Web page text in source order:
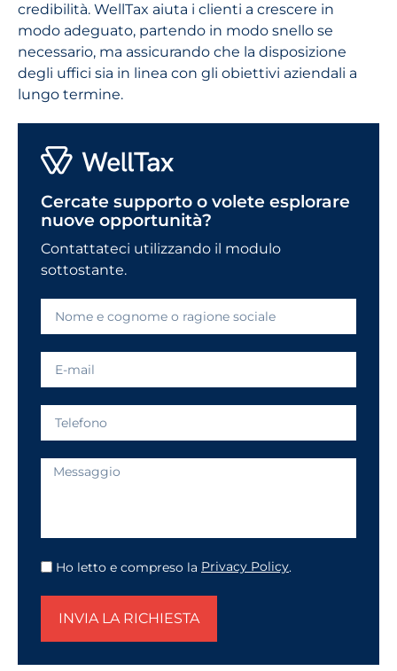
credibilità. WellTax aiuta i clienti a crescere in
modo adeguato, partendo in modo snello se
necessario, ma assicurando che la disposizione
degli uffici sia in linea con gli obiettivi aziendali a
lungo termine.
Cercate supporto o volete esplorare
nuove opportunità?
Contattateci utilizzando il modulo
sottostante.
Ho letto e compreso la Privacy Policy.
INVIA LA RICHIESTA